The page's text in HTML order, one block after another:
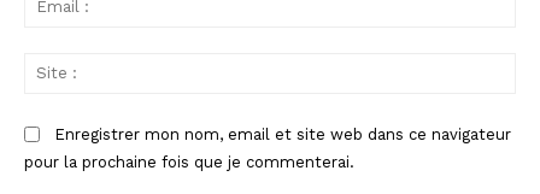
Enregistrer mon nom, email et site web dans ce navigateur
pour la prochaine fois que je commenterai.